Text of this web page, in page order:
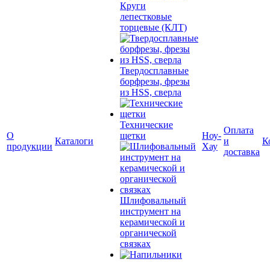
О
продукции
Каталоги
Круги
лепестковые
торцевые (КЛТ)
Твердосплавные
борфрезы, фрезы
из HSS, сверла
Технические
щетки
Шлифовальный
инструмент на
керамической и
органической
связках
Ноу-
Хау
Оплата
и
доставка